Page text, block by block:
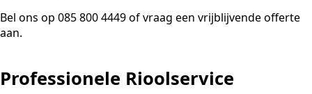
Bel ons op 085 800 4449 of vraag een vrijblijvende offerte
aan.
Professionele Rioolservice